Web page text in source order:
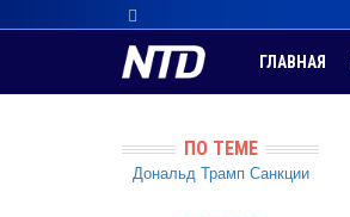
ГЛАВНАЯ
ПО ТЕМЕ
Дональд Трамп Санкции